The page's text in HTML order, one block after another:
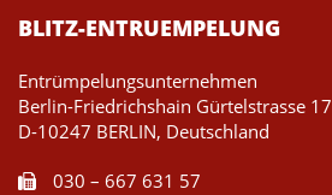
BLITZ-ENTRUEMPELUNG
Entrümpelungsunternehmen
Berlin-Friedrichshain Gürtelstrasse 17
D-10247 BERLIN, Deutschland
030 – 667 631 57